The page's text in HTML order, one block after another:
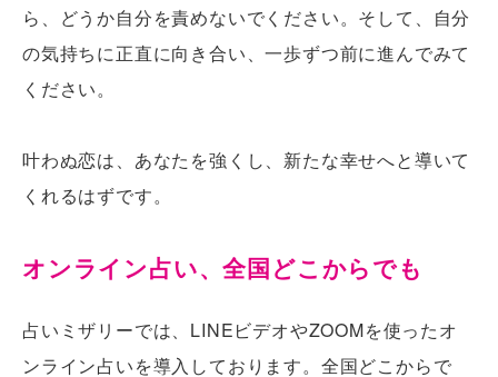
ら、どうか自分を責めないでください。そして、自分
の気持ちに正直に向き合い、一歩ずつ前に進んでみて
ください。
叶わぬ恋は、あなたを強くし、新たな幸せへと導いて
くれるはずです。
オンライン占い、全国どこからでも
占いミザリーでは、LINEビデオやZOOMを使ったオ
ンライン占いを導入しております。全国どこからで